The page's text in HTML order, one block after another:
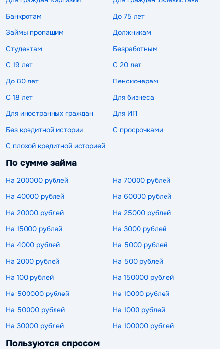
Банкротам
До 75 лет
Займы пропащим
Должникам
Студентам
Безработным
С 19 лет
С 20 лет
До 80 лет
Пенсионерам
С 18 лет
Для бизнеса
Для иностранных граждан
Для ИП
Без кредитной истории
С просрочками
С плохой кредитной историей
По сумме займа
На 200000 рублей
На 70000 рублей
На 40000 рублей
На 60000 рублей
На 20000 рублей
На 25000 рублей
На 15000 рублей
На 3000 рублей
На 4000 рублей
На 5000 рублей
На 2000 рублей
На 500 рублей
На 100 рублей
На 150000 рублей
На 500000 рублей
На 10000 рублей
На 50000 рублей
На 1000 рублей
На 30000 рублей
На 100000 рублей
Пользуются спросом